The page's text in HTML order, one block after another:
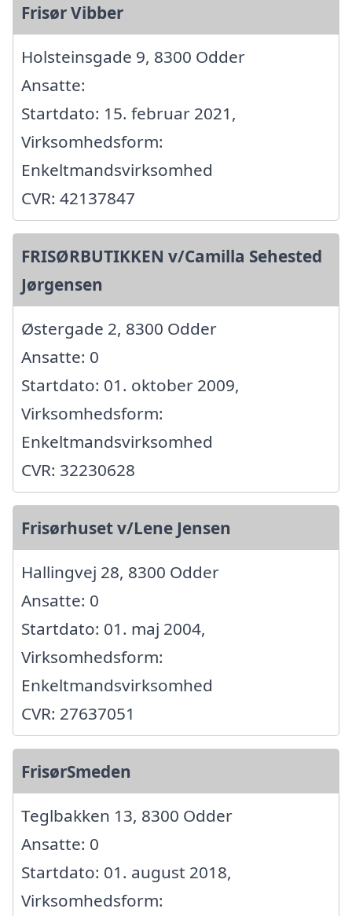
Frisør Vibber
Holsteinsgade 9, 8300 Odder
Ansatte:
Startdato: 15. februar 2021,
Virksomhedsform:
Enkeltmandsvirksomhed
CVR: 42137847
FRISØRBUTIKKEN v/Camilla Sehested
Jørgensen
Østergade 2, 8300 Odder
Ansatte: 0
Startdato: 01. oktober 2009,
Virksomhedsform:
Enkeltmandsvirksomhed
CVR: 32230628
Frisørhuset v/Lene Jensen
Hallingvej 28, 8300 Odder
Ansatte: 0
Startdato: 01. maj 2004,
Virksomhedsform:
Enkeltmandsvirksomhed
CVR: 27637051
FrisørSmeden
Teglbakken 13, 8300 Odder
Ansatte: 0
Startdato: 01. august 2018,
Virksomhedsform: